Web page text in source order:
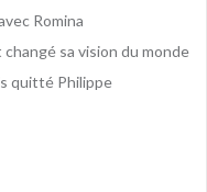
Romina
sa vision du monde
quitté Philippe